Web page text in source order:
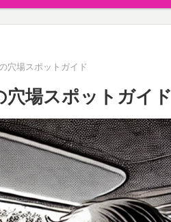
穴場スポットガイド
穴場スポットガイド